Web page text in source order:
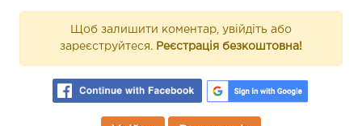
Щоб залишити коментар, увійдіть або
зареєструйтеся. Реєстрація безкоштовна!